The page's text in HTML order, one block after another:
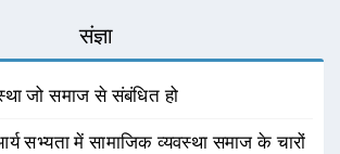
संज्ञा
जो समाज से संबंधित हो
सभ्यता में सामाजिक व्यवस्था समाज के चारों